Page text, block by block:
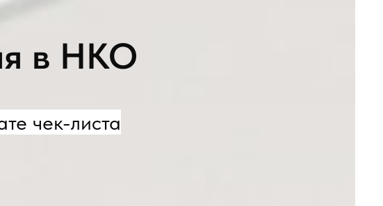
в НКО
чек-листа